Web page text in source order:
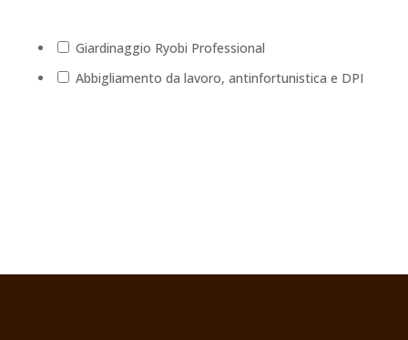
Giardinaggio Ryobi Professional
Abbigliamento da lavoro, antinfortunistica e DPI